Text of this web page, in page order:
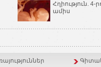
Հղիություն. 4-
ամիս